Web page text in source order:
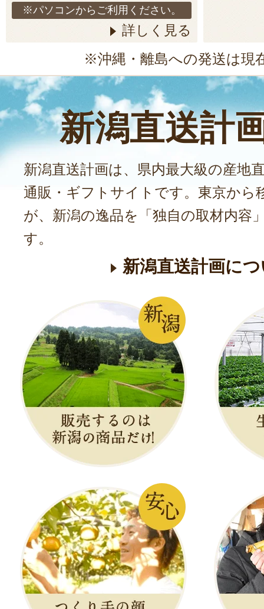
※パソコンからご利用ください。
詳しく見る
※沖縄・離島への発送は現
新潟直送計
新潟直送計画は、県内最大級の産地
通販・ギフトサイトです。東京から
が、新潟の逸品を「独自の取材内容
す。
新潟直送計画に